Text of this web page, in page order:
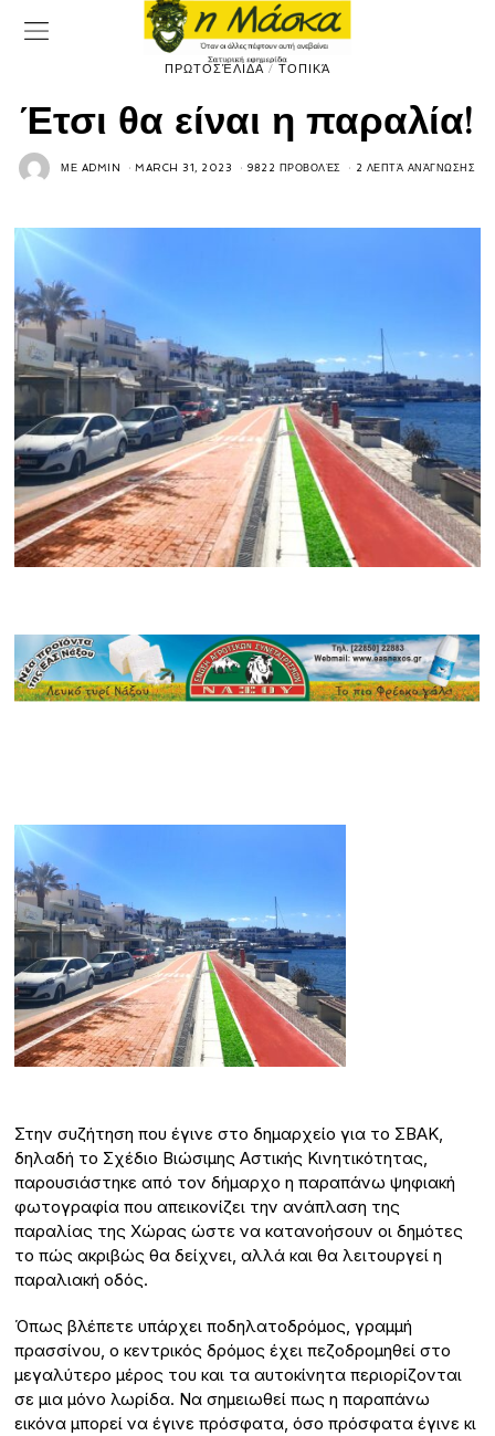
ΠΡΩΤΟΣΈΛΙΔΑ / ΤΟΠΙΚΆ
Έτσι θα είναι η παραλία!
ΜΕ ADMIN MARCH 31, 2023 9822 ΠΡΟΒΟΛΈΣ 2 ΛΕΠΤΆ ΑΝΆΓΝΩΣΗΣ
Στην συζήτηση που έγινε στο δημαρχείο για το ΣΒΑΚ,
δηλαδή το Σχέδιο Βιώσιμης Αστικής Κινητικότητας,
παρουσιάστηκε από τον δήμαρχο η παραπάνω ψηφιακή
φωτογραφία που απεικονίζει την ανάπλαση της
παραλίας της Χώρας ώστε να κατανοήσουν οι δημότες
το πώς ακριβώς θα δείχνει, αλλά και θα λειτουργεί η
παραλιακή οδός.
Όπως βλέπετε υπάρχει ποδηλατοδρόμος, γραμμή
πρασσίνου, ο κεντρικός δρόμος έχει πεζοδρομηθεί στο
μεγαλύτερο μέρος του και τα αυτοκίνητα περιορίζονται
σε μια μόνο λωρίδα. Να σημειωθεί πως η παραπάνω
εικόνα μπορεί να έγινε πρόσφατα, όσο πρόσφατα έγινε κι